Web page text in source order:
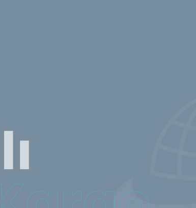
ve geniş filomuzla, her türlü